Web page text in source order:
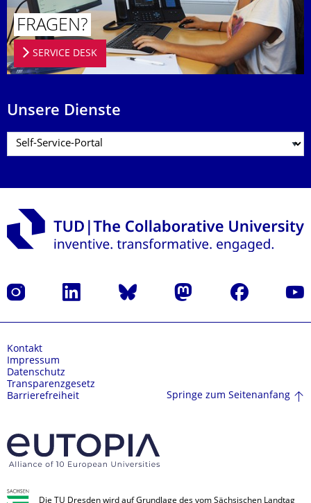
FRAGEN?
SERVICE DESK
Unsere Dienste
Instagram LinkedIn Bluesky Mastodon Facebook
Kontakt
Impressum
Datenschutz
Transparenzgesetz
Barrierefreiheit
Springe zum Seitenanfang
Die TU Dresden wird auf Grundlage des vom Sächsischen Landtag